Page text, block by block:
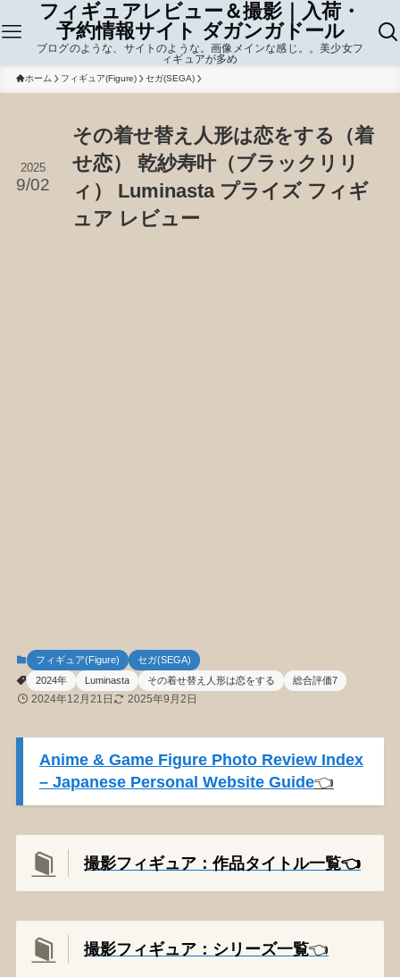
フィギュアレビュー＆撮影｜入荷・
予約情報サイト ダガンガドール
ブログのような、サイトのような。画像メインな感じ。。美少女フ
ィギュアが多め
ホーム フィギュア(Figure) セガ(SEGA)
その着せ替え人形は恋をする（着
せ恋） 乾紗寿叶（ブラックリリ
ィ） Luminasta プライズ フィギ
ュア レビュー
2025
9/02
フィギュア(Figure)
セガ(SEGA)
2024年
Luminasta その着せ替え人形は恋をする 総合評価7
2024年12月21日 2025年9月2日
Anime & Game Figure Photo Review Index
– Japanese Personal Website Guide👈️
撮影フィギュア：作品タイトル一覧👈️
撮影フィギュア：シリーズ一覧👈️